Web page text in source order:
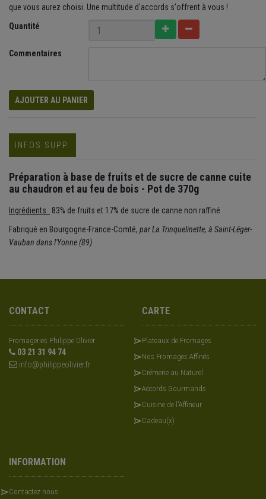
que vous aurez choisi. Une multitude d'accords s'offrent à vous !
Quantité
Commentaires
AJOUTER AU PANIER
INFOS SUPP.
Préparation à base de fruits et de sucre de canne cuite
au chaudron et au feu de bois - Pot de 370g
Ingrédients : 83% de fruits et 17% de sucre de canne non raffiné
Fabriqué en Bourgogne-France-Comté, par La Trinquelinette, à Saint-Léger-
Vauban dans l'Yonne (89)
CONTACT
Fromageries Philippe Olivier
03 21 31 94 74
info@philippeolivier.fr
CARTE
Plateaux de Fromages
Nos Fromages Affinés
Crémerie au Naturel
Accords Gourmands
Cuisine de l'Affineur
Cadeau(x)
INFORMATION
Contactez nous